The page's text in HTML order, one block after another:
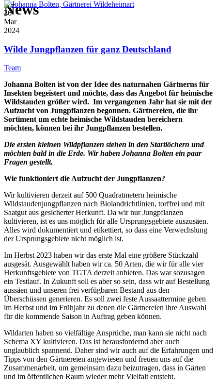
News
26
Mar
2024
Wilde Jungpflanzen für ganz Deutschland
Team
Johanna Bolten ist von der Idee des naturnahen Gärtnerns für
Insekten begeistert und möchte, dass das Angebot für heimische
Wildstauden größer wird. Im vergangenen Jahr hat sie mit der
Aufzucht von Jungpflanzen begonnen. Gärtnereien, die ihr
Sortiment um echte heimische Wildstauden bereichern
möchten, können bei ihr Jungpflanzen bestellen.
Die ersten kleinen Wildpflanzen stehen in den Startlöchern und
möchten bald in die Erde. Wir haben Johanna Bolten ein paar
Fragen gestellt.
Wie funktioniert die Aufzucht der Jungpflanzen?
Wir kultivieren derzeit auf 500 Quadratmetern heimische
Wildstaudenjungpflanzen nach Biolandrichtlinien, torffrei und mit
Saatgut aus gesicherter Herkunft. Da wir nur Jungpflanzen
kultivieren, ist es uns möglich für alle Ursprungsgebiete auszusäen.
Alles wird dokumentiert und etikettiert, so dass eine Verwechslung
der Ursprungsgebiete nicht möglich ist.
Im Herbst 2023 haben wir das erste Mal eine größere Stückzahl
ausgesät. Ausgewählt haben wir ca. 50 Arten, die wir für alle vier
Herkunftsgebiete von TGTA derzeit anbieten. Das war sozusagen
ein Testlauf. In Zukunft soll es aber so sein, dass wir auf Bestellung
aussäen und unseren frei verfügbaren Bestand aus den
Überschüssen generieren. Es soll zwei feste Aussaattermine geben
im Herbst und im Frühjahr zu denen die Gärtnereien ihre Auswahl
für die kommende Saison in Auftrag geben können.
Wildarten haben so vielfältige Ansprüche, man kann sie nicht nach
Schema XY kultivieren. Das ist herausfordernd aber auch
unglaublich spannend. Daher sind wir auch auf die Erfahrungen und
Tipps von den Gärtnereien angewiesen und freuen uns auf die
Zusammenarbeit, um gemeinsam dazu beizutragen, dass in Gärten
und im öffentlichen Raum wieder mehr Vielfalt entsteht.